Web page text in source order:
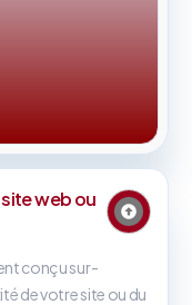
web ou
conçu sur-
de votre site ou du